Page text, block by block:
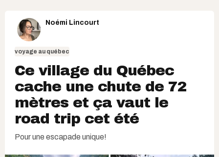
Noémi Lincourt
voyage au québec
Ce village du Québec
cache une chute de 72
mètres et ça vaut le
road trip cet été
Pour une escapade unique!